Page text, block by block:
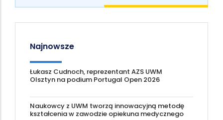
Najnowsze
Łukasz Cudnoch, reprezentant AZS UWM
Olsztyn na podium Portugal Open 2026
Naukowcy z UWM tworzą innowacyjną metodę
kształcenia w zawodzie opiekuna medycznego